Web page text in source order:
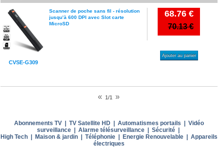
CVSE-G309
Scanner de poche sans fil - résolution
jusqu’à 600 DPI avec Slot carte
MicroSD
68.76 €
70.13 €
Ajouter au panier
« 1/1»
Abonnements TV| TV Satellite HD| Automatismes portails
Vidéo
surveillance| Alarme télésurveillance| Sécurité|
High Tech| Maison & jardin| Téléphonie| Energie Renouvelable| Appareils
électriques